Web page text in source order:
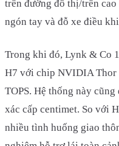
trên đường đô thị/trên
ngón tay và đỗ xe điều
Trong khi đó, Lynk & Co
H7 với chip NVIDIA Thor
TOPS. Hệ thống này
xác cấp centimet. So với
nhiều tình huống giao